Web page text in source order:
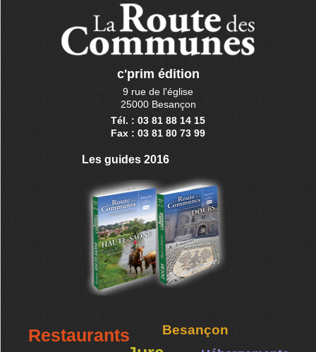
c'prim édition
9 rue de l'église
25000 Besançon
Tél. : 03 81 88 14 15
Fax : 03 81 80 73 99
Les guides 2016
Restaurants Besançon